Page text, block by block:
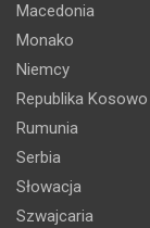
Macedonia
Monako
Niemcy
Republika Kosowo
Rumunia
Serbia
Słowacja
Szwajcaria